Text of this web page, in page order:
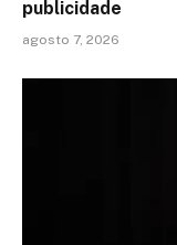
publicidade
agosto 7, 2026